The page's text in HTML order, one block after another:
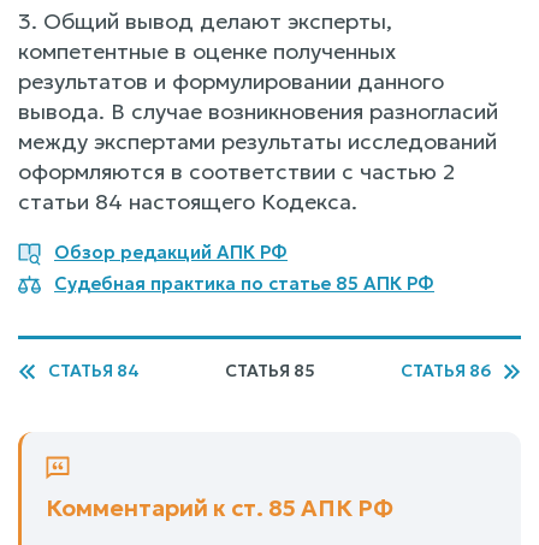
3. Общий вывод делают эксперты,
компетентные в оценке полученных
результатов и формулировании данного
вывода. В случае возникновения разногласий
между экспертами результаты исследований
оформляются в соответствии с частью 2
статьи 84 настоящего Кодекса.
Обзор редакций АПК РФ
Судебная практика по статье 85 АПК РФ
СТАТЬЯ 84 СТАТЬЯ 85 СТАТЬЯ 86
Комментарий к ст. 85 АПК РФ